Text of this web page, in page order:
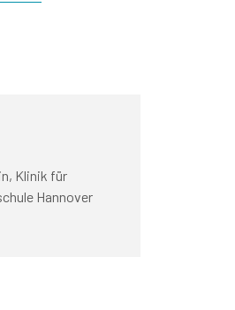
Klinik für
Hannover